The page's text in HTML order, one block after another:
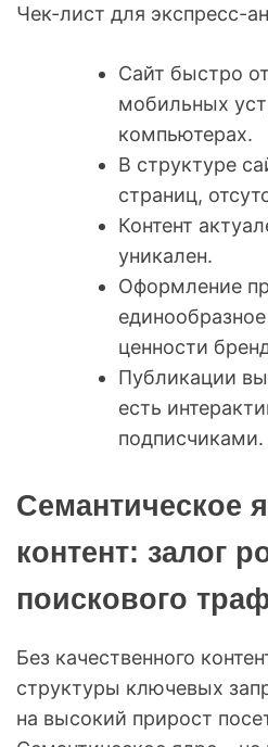
Чек-лист для экспресс-
Сайт быстро
мобильных
компьютерах.
В структуре
страниц,
Контент
уникален.
Оформление
ценности
Публикации
есть
подписчиками.
Семантическое
контент: залог
поискового
Без качественного
структуры ключевых
на высокий прирост